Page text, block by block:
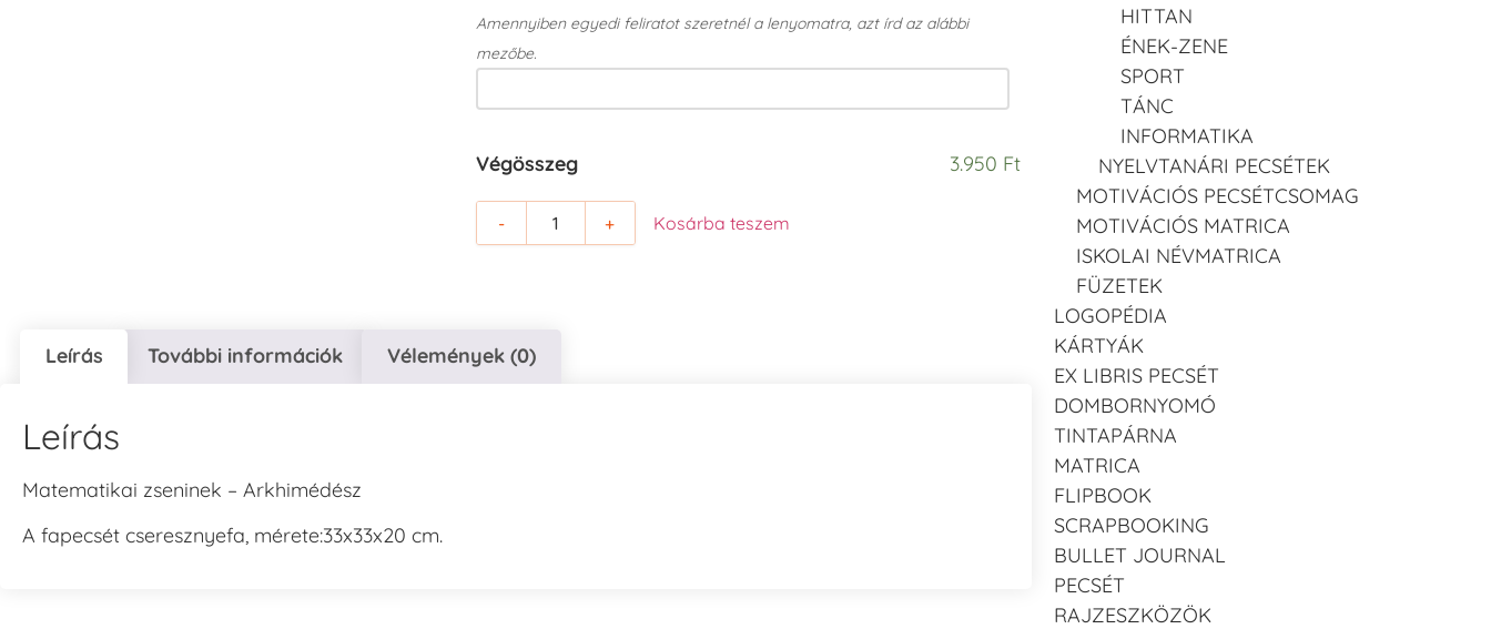
Amennyiben egyedi feliratot szeretnél a lenyomatra, azt írd az alábbi
mezőbe.
Végösszeg 3.950 Ft
- + Kosárba teszem
Leírás További információk Vélemények (0)
Leírás
Matematikai zseninek – Arkhimédész
A fapecsét cseresznyefa, mérete:33x33x20 cm.
HITTAN
ÉNEK-ZENE
SPORT
TÁNC
INFORMATIKA
NYELVTANÁRI PECSÉTEK
MOTIVÁCIÓS PECSÉTCSOMAG
MOTIVÁCIÓS MATRICA
ISKOLAI NÉVMATRICA
FÜZETEK
LOGOPÉDIA
KÁRTYÁK
EX LIBRIS PECSÉT
DOMBORNYOMÓ
TINTAPÁRNA
MATRICA
FLIPBOOK
SCRAPBOOKING
BULLET JOURNAL
PECSÉT
RAJZESZKÖZÖK